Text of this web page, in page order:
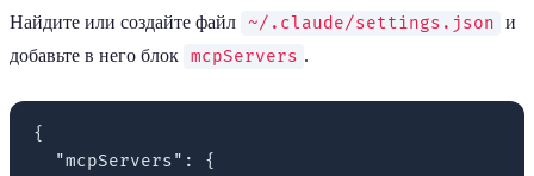
Найдите или создайте файл ~/.claude/settings.json и
добавьте в него блок mcpServers .
{
  "mcpServers": {